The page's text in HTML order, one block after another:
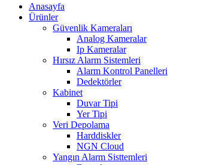
Anasayfa
Ürünler
Güvenlik Kameraları
Analog Kameralar
Ip Kameralar
Hırsız Alarm Sistemleri
Alarm Kontrol Panelleri
Dedektörler
Kabinet
Duvar Tipi
Yer Tipi
Veri Depolama
Harddiskler
NGN Cloud
Yangın Alarm Sisttemleri